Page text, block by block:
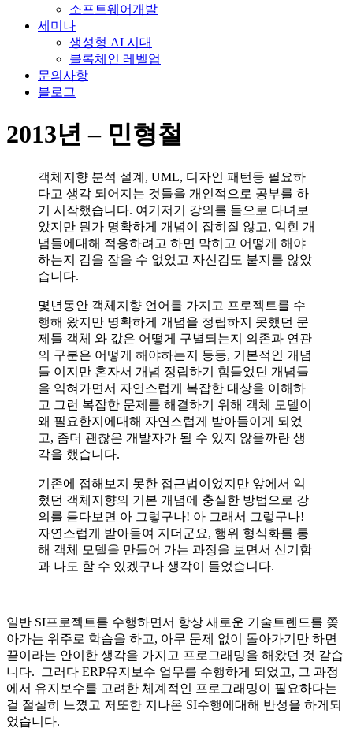
소프트웨어개발
세미나
생성형 AI 시대
블록체인 레벨업
문의사항
블로그
2013년 – 민형철
객체지향 분석 설계, UML, 디자인 패턴등 필요하
다고 생각 되어지는 것들을 개인적으로 공부를 하
기 시작했습니다. 여기저기 강의를 들으로 다녀보
았지만 뭔가 명확하게 개념이 잡히질 않고, 익힌 개
념들에대해 적용하려고 하면 막히고 어떻게 해야
하는지 감을 잡을 수 없었고 자신감도 붙지를 않았
습니다.
몇년동안 객체지향 언어를 가지고 프로젝트를 수
행해 왔지만 명확하게 개념을 정립하지 못했던 문
제들 객체 와 값은 어떻게 구별되는지 의존과 연관
의 구분은 어떻게 해야하는지 등등, 기본적인 개념
들 이지만 혼자서 개념 정립하기 힘들었던 개념들
을 익혀가면서 자연스럽게 복잡한 대상을 이해하
고 그런 복잡한 문제를 해결하기 위해 객체 모델이
왜 필요한지에대해 자연스럽게 받아들이게 되었
고, 좀더 괜찮은 개발자가 될 수 있지 않을까란 생
각을 했습니다.
기존에 접해보지 못한 접근법이었지만 앞에서 익
혔던 객체지향의 기본 개념에 충실한 방법으로 강
의를 듣다보면 아 그렇구나! 아 그래서 그렇구나!
자연스럽게 받아들여 지더군요, 행위 형식화를 통
해 객체 모델을 만들어 가는 과정을 보면서 신기함
과 나도 할 수 있겠구나 생각이 들었습니다.
일반 SI프로젝트를 수행하면서 항상 새로운 기술트렌드를 쫒
아가는 위주로 학습을 하고, 아무 문제 없이 돌아가기만 하면
끝이라는 안이한 생각을 가지고 프로그래밍을 해왔던 것 같습
니다. 그러다 ERP유지보수 업무를 수행하게 되었고, 그 과정
에서 유지보수를 고려한 체계적인 프로그래밍이 필요하다는
걸 절실히 느꼈고 저또한 지나온 SI수행에대해 반성을 하게되
었습니다.